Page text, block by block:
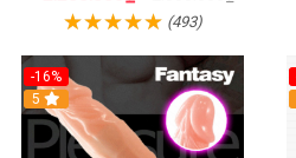
(493)
-16%
5